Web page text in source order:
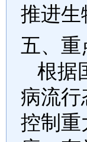
推进生
五、重
根据
病流行
控制重